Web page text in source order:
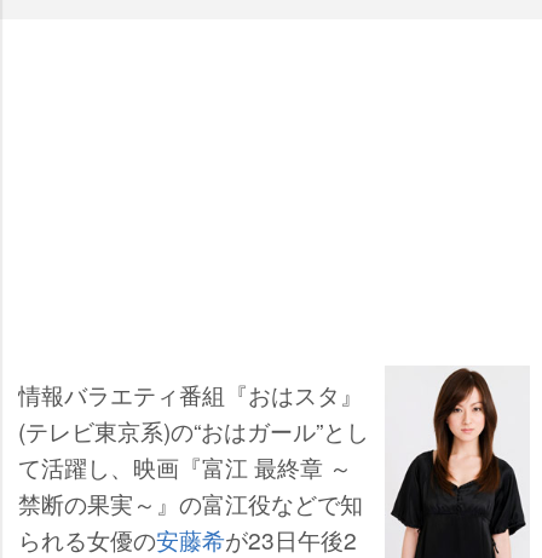
情報バラエティ番組『おはスタ』
(テレビ東京系)の“おはガール”とし
て活躍し、映画『富江 最終章 ～
禁断の果実～』の富江役などで知
られる女優の安藤希が23日午後2